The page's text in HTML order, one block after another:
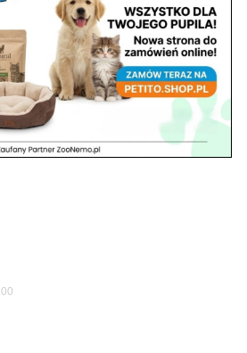
Sklepu
Shop – Internetowy Sklep Zoologiczny
Wszystko Dla Twojego Pupila | ZooNemo